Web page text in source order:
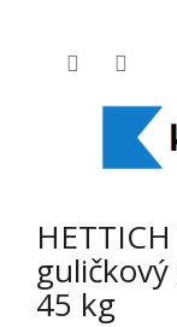
guličkový
45 kg